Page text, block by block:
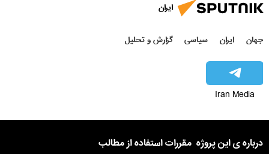
ایران
جهان ایران سیاسی گزارش و تحلیل
Iran Media
درباره ی این پروژه مقررات استفاده از مطالب